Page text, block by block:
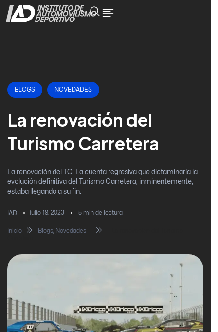
BLOGS NOVEDADES
La renovación del
Turismo Carretera
La renovación del TC: La cuenta regresiva que dictaminaría la
evolución definitiva del Turismo Carretera, inminentemente,
estaba llegando a su fin.
IAD julio 18, 2023 5 min de lectura
Inicio Blogs, Novedades